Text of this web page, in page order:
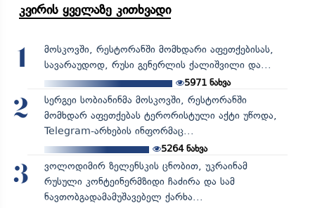
კვირის ყველაზე კითხვადი
1
მოსკოვში, რესტორანში მომხდარი აფეთქებისას,
სავარაუდოდ, რუსი გენერლის ქალიშვილი და...
5971 ნახვა
2
სერგეი სობიანინმა მოსკოვში, რესტორანში
მომხდარ აფეთქებას ტერორისტული აქტი უწოდა,
Telegram-არხების ინფორმაც...
5264ნახვა
3
ვოლოდიმირ ზელენსკის ცნობით, უკრაინამ
რუსული კონტეინერმზიდი ჩაძირა და სამ
ნავთობგადამამუშავებელ ქარხა...